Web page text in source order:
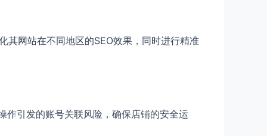
其网站在不同地区的SEO效果，同时进行精准
作引发的账号关联风险，确保店铺的安全运